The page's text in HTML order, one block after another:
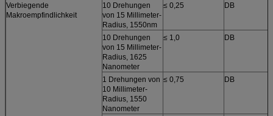
Verbiegende
Makroempfindlichkeit
10 Drehungen
von 15 Millimeter-
Radius, 1550nm
≤ 0,25 DB
10 Drehungen
von 15 Millimeter-
Radius, 1625
Nanometer
≤ 1,0 DB
1 Drehungen von
10 Millimeter-
Radius, 1550
Nanometer
≤ 0,75 DB